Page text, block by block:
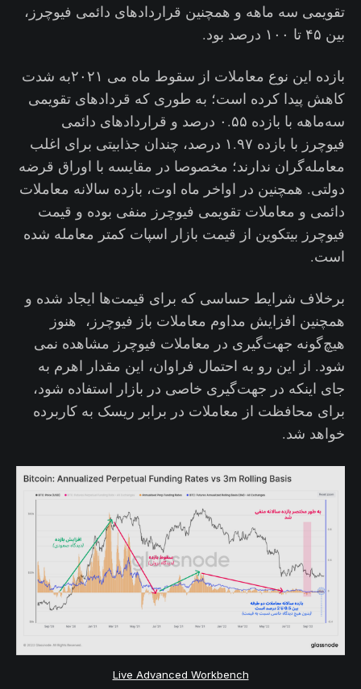
تقویمی سه ماهه و همچنین قراردادهای دائمی فیوچرز،
بین ۴۵ تا ۱۰۰ درصد بود.
بازده این نوع معاملات از سقوط ماه می ۲۰۲۱به شدت
کاهش پیدا کرده است؛ به طوری که قردادهای تقویمی
سه‌ماهه با بازده ۰.۵۵ درصد و قراردادهای دائمی
فیوچرز با بازده ۱.۹۷ درصد، چندان جذابیتی برای اغلب
معامله‌گران ندارند؛ مخصوصا در مقایسه با اوراق قرضه
دولتی. همچنین در اواخر ماه اوت، بازده سالانه معاملات
دائمی و معاملات تقویمی فیوچرز منفی بوده و قیمت
فیوچرز بیتکوین از قیمت بازار اسپات کمتر معامله شده
است.
برخلاف شرایط حساسی که برای قیمت‌ها ایجاد شده و
همچنین افزایش مداوم معاملات باز فیوچرز، هنوز
هیچ‌گونه جهت‌گیری در معاملات فیوچرز مشاهده نمی
شود. از این رو به احتمال فراوان، این مقدار اهرم به
جای اینکه در جهت‌گیری خاصی در بازار استفاده شود،
برای محافظت از معاملات در برابر ریسک به کاربرده
خواهد شد.
Live Advanced Workbench